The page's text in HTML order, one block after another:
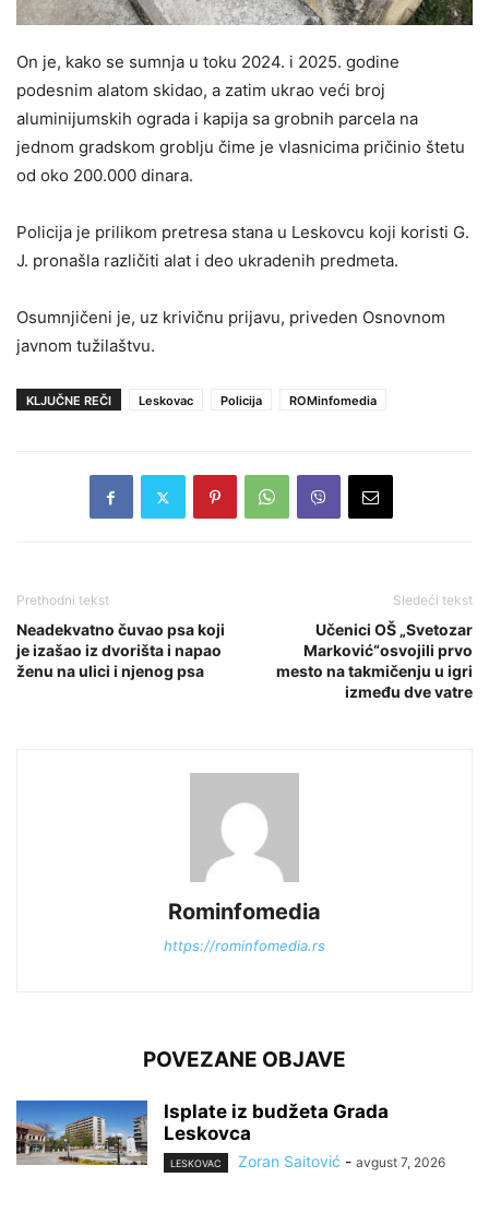
On je, kako se sumnja u toku 2024. i 2025. godine
podesnim alatom skidao, a zatim ukrao veći broj
aluminijumskih ograda i kapija sa grobnih parcela na
jednom gradskom groblјu čime je vlasnicima pričinio štetu
od oko 200.000 dinara.
Policija je prilikom pretresa stana u Leskovcu koji koristi G.
J. pronašla različiti alat i deo ukradenih predmeta.
Osumnjičeni je, uz krivičnu prijavu, priveden Osnovnom
javnom tužilaštvu.
KLJUČNE REČI Leskovac Policija ROMinfomedia
Prethodni tekst
Neadekvatno čuvao psa koji
je izašao iz dvorišta i napao
ženu na ulici i njenog psa
Sledeći tekst
Učenici OŠ „Svetozar
Marković“osvojili prvo
mesto na takmičenju u igri
između dve vatre
Rominfomedia
https://rominfomedia.rs
POVEZANE OBJAVE
Isplate iz budžeta Grada
Leskovca
LESKOVAC Zoran Saitović - avgust 7, 2026